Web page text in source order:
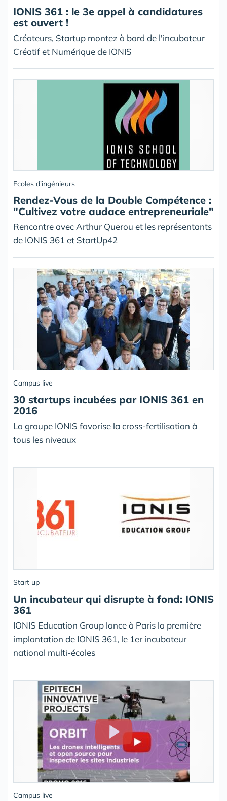
IONIS 361 : le 3e appel à candidatures
est ouvert !
Créateurs, Startup montez à bord de l'incubateur
Créatif et Numérique de IONIS
Ecoles d'ingénieurs
Rendez-Vous de la Double Compétence :
"Cultivez votre audace entrepreneuriale"
Rencontre avec Arthur Querou et les représentants
de IONIS 361 et StartUp42
Campus live
30 startups incubées par IONIS 361 en
2016
La groupe IONIS favorise la cross-fertilisation à
tous les niveaux
Start up
Un incubateur qui disrupte à fond: IONIS
361
IONIS Education Group lance à Paris la première
implantation de IONIS 361, le 1er incubateur
national multi-écoles
Campus live